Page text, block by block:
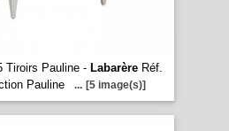
Tiroirs Pauline - LabarèreRéf.
Pauline
... [5 image(s)]